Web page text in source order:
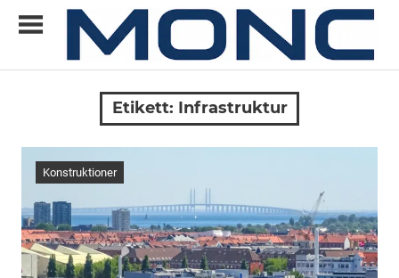
Allt
om
ny
teknik
Etikett: Infrastruktur
Konstruktioner